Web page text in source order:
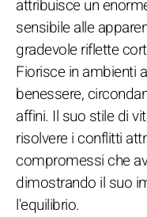
attribuisce un
sensibile alle
gradevole riflette
Fiorisce in ambienti
benessere,
affini. Il suo stile di
risolvere i conflitti
compromessi che
dimostrando il suo
l'equilibrio.